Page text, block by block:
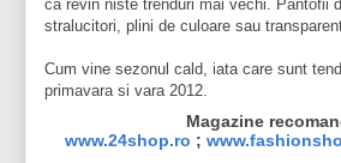
ca revin niste trenduri mai vechi. Pantofii
stralucitori, plini de culoare sau
Cum vine sezonul cald, iata care sunt
primavara si vara 2012.
Magazine
www.24shop.ro ;